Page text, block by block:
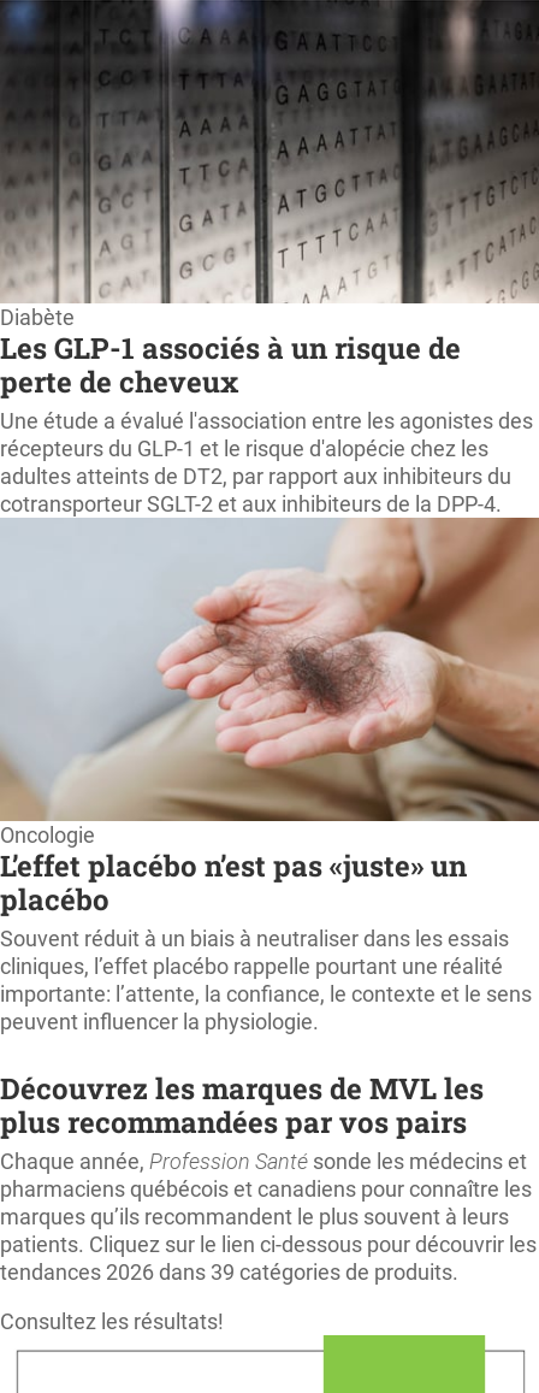
Diabète
Les GLP-1 associés à un risque de
perte de cheveux
Une étude a évalué l'association entre les agonistes des
récepteurs du GLP-1 et le risque d'alopécie chez les
adultes atteints de DT2, par rapport aux inhibiteurs du
cotransporteur SGLT-2 et aux inhibiteurs de la DPP-4.
Oncologie
L’effet placébo n’est pas «juste» un
placébo
Souvent réduit à un biais à neutraliser dans les essais
cliniques, l’effet placébo rappelle pourtant une réalité
importante: l’attente, la confiance, le contexte et le sens
peuvent influencer la physiologie.
Découvrez les marques de MVL les
plus recommandées par vos pairs
Chaque année, Profession Santé sonde les médecins et
pharmaciens québécois et canadiens pour connaître les
marques qu’ils recommandent le plus souvent à leurs
patients. Cliquez sur le lien ci-dessous pour découvrir les
tendances 2026 dans 39 catégories de produits.
Consultez les résultats!